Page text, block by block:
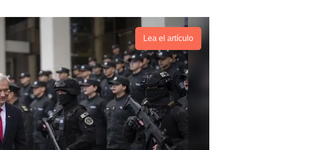
Lea el artículo